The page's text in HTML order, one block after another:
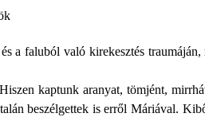
a faluból való kirekesztés
kaptunk aranyat, tömjént,
beszélgettek is erről Máriával.